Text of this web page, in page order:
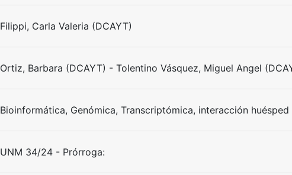
Filippi, Carla Valeria (DCAYT)
Ortiz, Barbara (DCAYT) - Tolentino Vásquez, Miguel Angel
Bioinformática, Genómica, Transcriptómica, interacción
UNM 34/24 - Prórroga: